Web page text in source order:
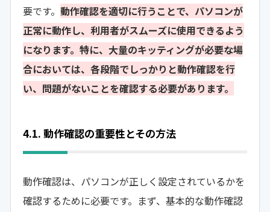
要です。 動作確認を適切に行うことで、パソコンが
正常に動作し、利用者がスムーズに使用できるよう
になります。特に、大量のキッティングが必要な場
合においては、各段階でしっかりと動作確認を行
い、問題がないことを確認する必要があります。
4.1. 動作確認の重要性とその方法
動作確認は、パソコンが正しく設定されているかを
確認するために必要です。まず、基本的な動作確認